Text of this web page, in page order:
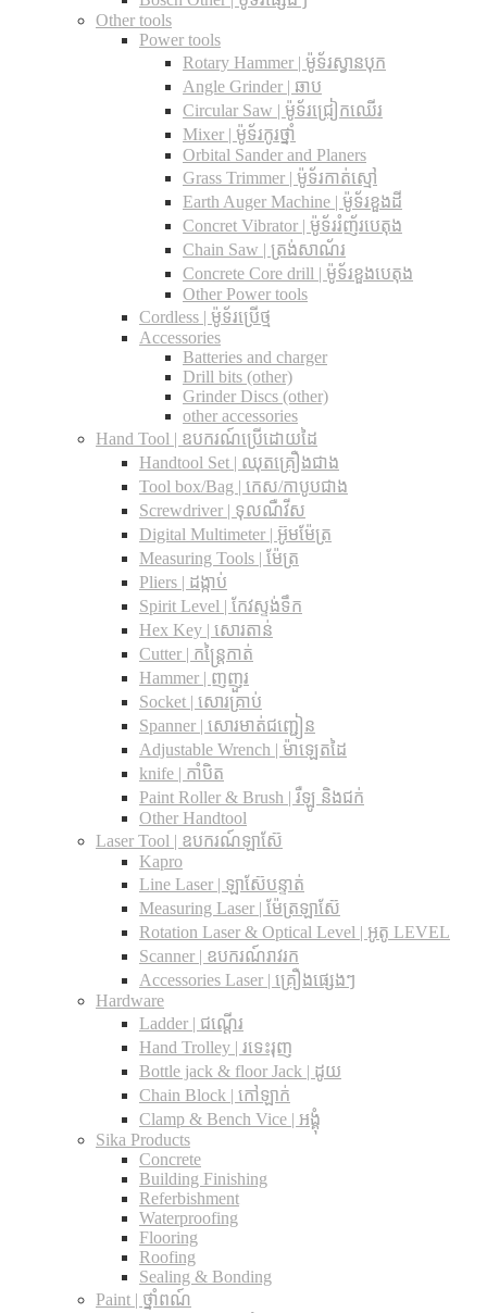
Other tools
Power tools
Rotary Hammer | ម៉ូទ័រស្វានបុក
Angle Grinder | ឆាប
Circular Saw​ | ម៉ូទ័រជ្រៀកឈើរ
Mixer | ម៉ូទ័រកូរថ្នាំ
Orbital Sander and Planers
Grass Trimmer | ម៉ូទ័រកាត់ស្មៅ
Earth Auger Machine | ម៉ូទ័រខួងដី
Concret Vibrator | ម៉ូទ័ររំញ័របេតុង
Chain Saw | ត្រង់សាណ័រ
Concrete Core drill | ម៉ូទ័រខួងបេតុង
Other Power tools
Cordless​ | ម៉ូទ័រប្រើថ្ម
Accessories
Batteries and charger
Drill bits (other)
Grinder Discs (other)
other accessories
Hand Tool | ឧបករណ៍ប្រើដោយដៃ
Handtool Set | ឈុតគ្រឿងជាង
Tool box/Bag | កេស/កាបូបជាង
Screwdriver | ទុលណឺវីស
Digital Multimeter | អ៊ូមម៉ែត្រ
Measuring Tools | ម៉ែត្រ
Pliers | ដង្កាប់
Spirit Level | កែវស្ទង់ទឹក
Hex Key | សោរតាន់
Cutter | កន្រ្តៃកាត់
Hammer | ញញួរ
Socket | សោរគ្រាប់
Spanner |​ សោរមាត់ជញ្ជៀន
Adjustable Wrench |​ ម៉ាឡេតដៃ
knife | កាំបិត
Paint Roller & Brush | រឺឡូ និងជក់
Other Handtool
Laser Tool | ឧបករណ៍ឡាស៊ែ
Kapro
Line Laser | ឡាស៊ែបន្ទាត់
Measuring Laser | ម៉ែត្រឡាស៊ែ
Rotation Laser & Optical Level | អូតូ LEVEL
Scanner | ឧបករណ៍រាវរក
Accessories Laser | គ្រឿងផ្សេងៗ
Hardware
Ladder | ជណ្តើរ
Hand Trolley | រទេះរុញ
Bottle jack & floor Jack​ | ដូយ
Chain Block | កៅឡាក់
Clamp & Bench Vice | អង្គុំ
Sika Products
Concrete
Building Finishing
Referbishment
Waterproofing
Flooring
Roofing
Sealing & Bonding
Paint | ថ្នាំពណ៍